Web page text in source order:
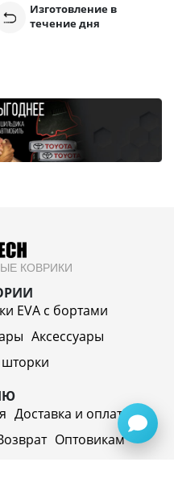
Изготовление в
течение дня
КОВРИКИ
EVA c бортами
Аксессуары
Доставка и оплата
Оптовикам